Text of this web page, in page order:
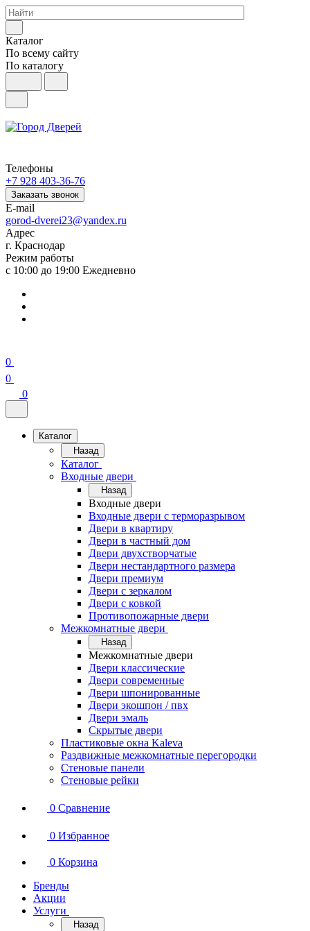
Каталог
По всему сайту
По каталогу
Телефоны
+7 928 403-36-76
Заказать звонок
E-mail
gorod-dverei23@yandex.ru
Адрес
г. Краснодар
Режим работы
с 10:00 до 19:00 Ежедневно
0
0
0
Каталог
Назад
Каталог
Входные двери
Назад
Входные двери
Входные двери с терморазрывом
Двери в квартиру
Двери в частный дом
Двери двухстворчатые
Двери нестандартного размера
Двери премиум
Двери с зеркалом
Двери с ковкой
Противопожарные двери
Межкомнатные двери
Назад
Межкомнатные двери
Двери классические
Двери современные
Двери шпонированные
Двери экошпон / пвх
Двери эмаль
Скрытые двери
Пластиковые окна Kaleva
Раздвижные межкомнатные перегородки
Стеновые панели
Стеновые рейки
0 Сравнение
0 Избранное
0 Корзина
Бренды
Акции
Услуги
Назад